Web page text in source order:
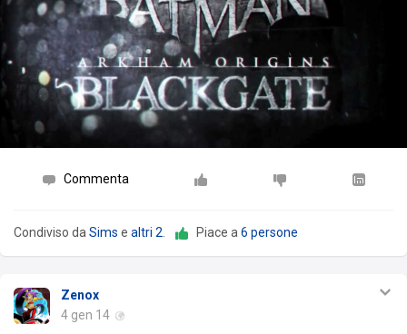
Commenta
Condiviso daSims e altri 2. Piace a6 persone
Zenox
4 gen 14